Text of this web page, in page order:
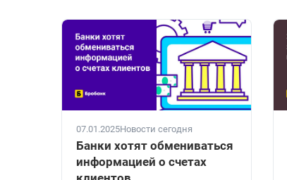
07.01.2025Новости сегодня
Банки хотят обмениваться
информацией о счетах